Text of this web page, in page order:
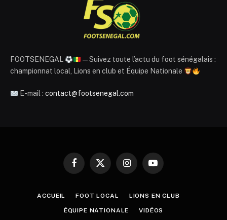
FOOTSENEGAL
— Suivez toute l’actu du foot sénégalais :
championnat local, Lions en club et Équipe Nationale
E-mail : contact@footsenegal.com
Facebook
X
InstagramYouTube
ACCUEIL FOOT LOCAL LIONS EN CLUB
ÉQUIPE NATIONALE VIDÉOS